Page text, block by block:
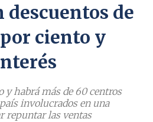
descuentos de
ciento y
y habrá más de 60 centros
involucrados en una
repuntar las ventas